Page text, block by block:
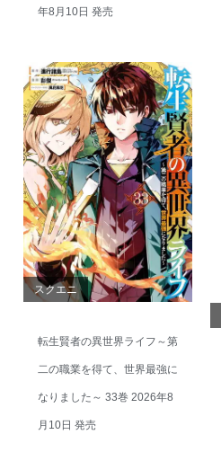
年8月10日 発売
スクエニ
転生賢者の異世界ライフ～第
二の職業を得て、世界最強に
なりました～ 33巻 2026年8
月10日 発売